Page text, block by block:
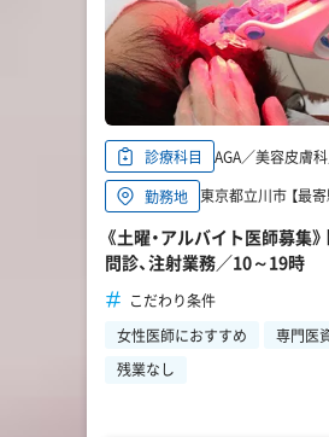
診療科目
AGA／美容皮膚
勤務地 東京都立川市 【最
《土曜・アルバイト医師募集
問診、注射業務／10～19時
こだわり条件
女性医師におすすめ
専門医
残業なし